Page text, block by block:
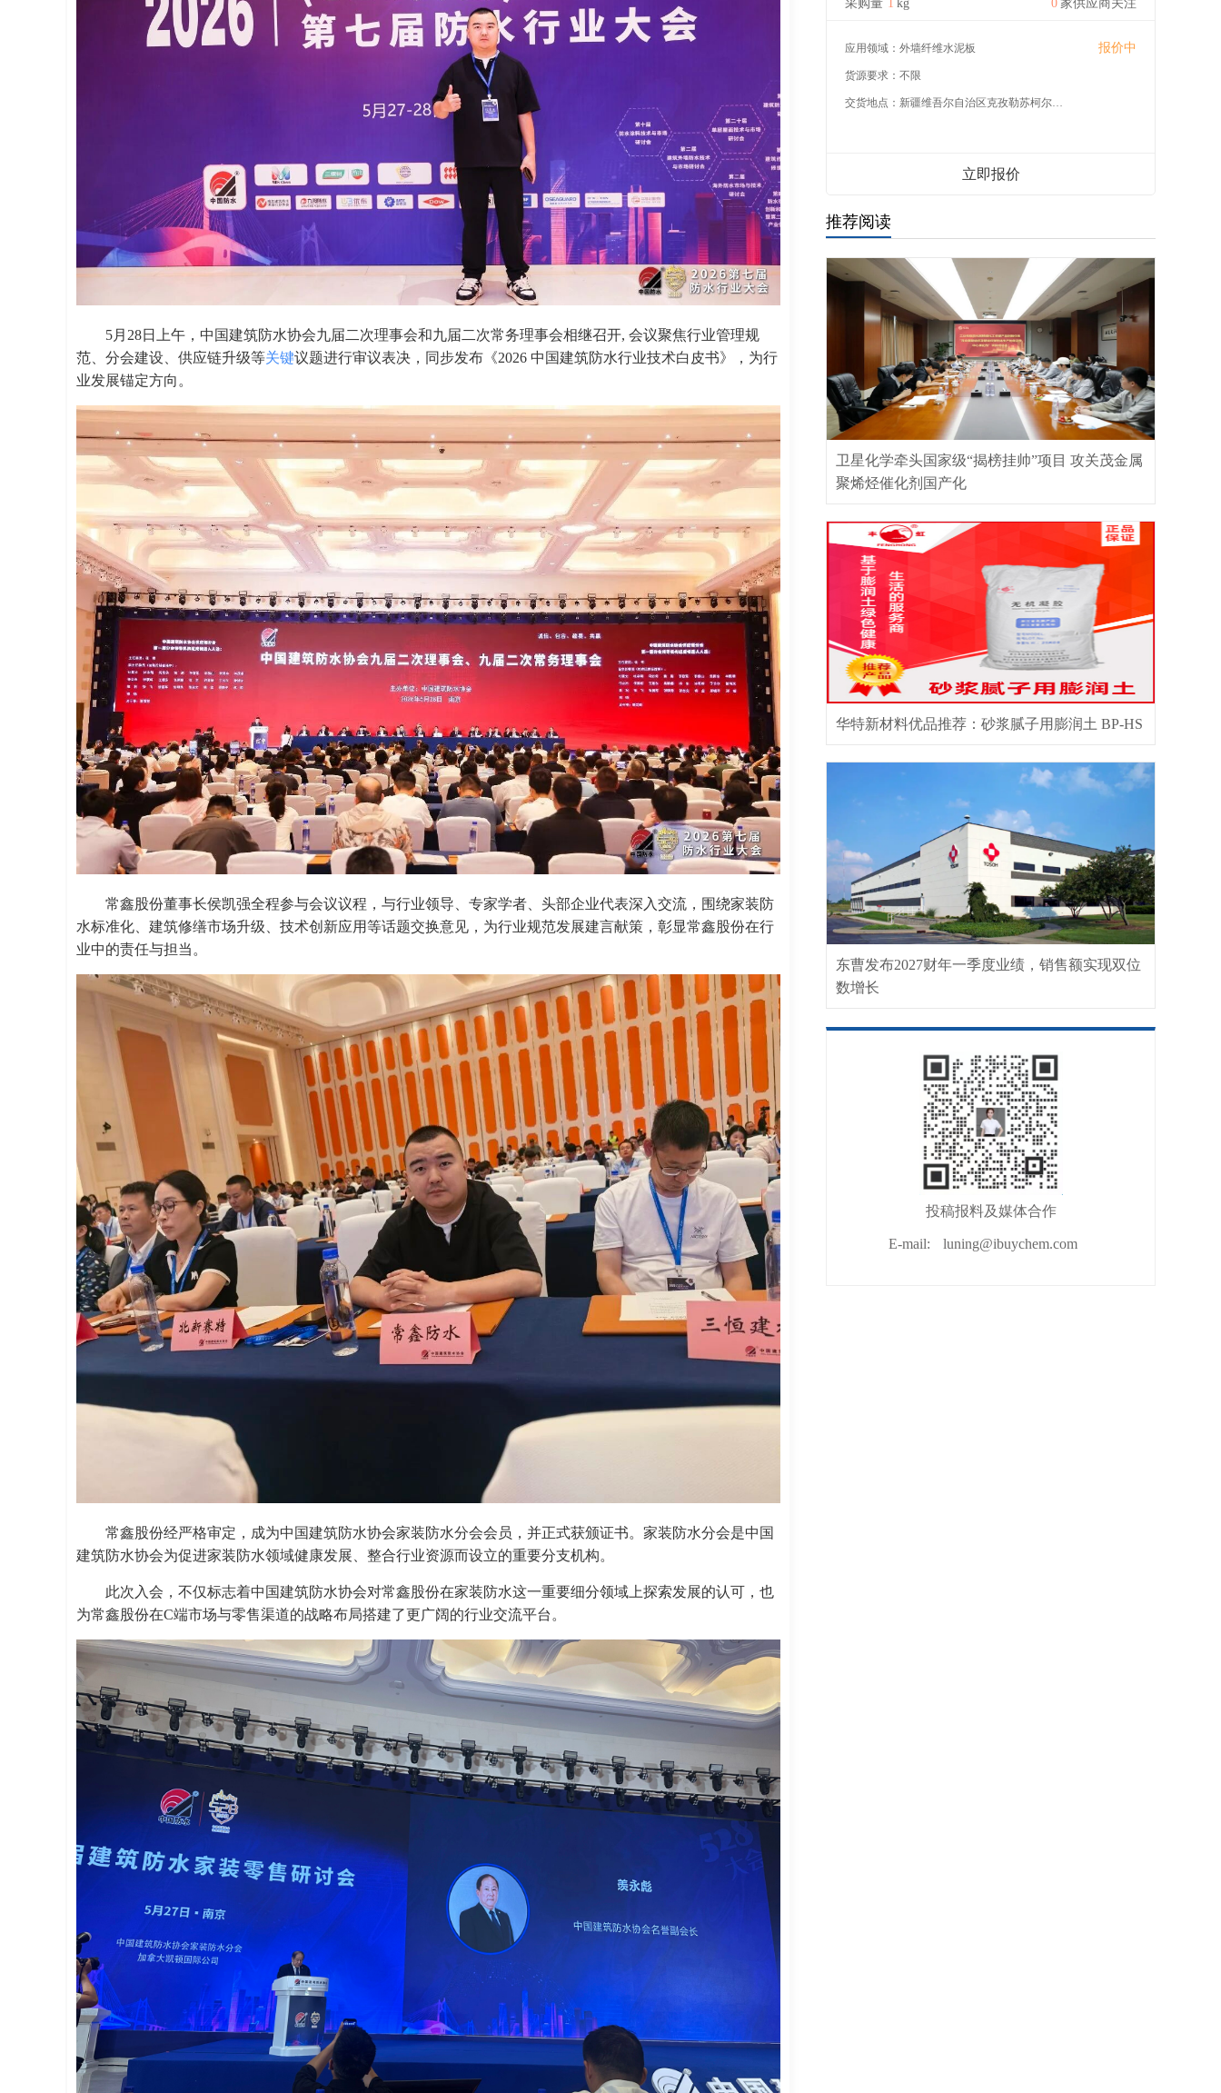
5月28日上午，中国建筑防水协会九届二次理事会和九届二次常务理事会相继召开, 会议聚焦行业管理规
范、分会建设、供应链升级等关键议题进行审议表决，同步发布《2026 中国建筑防水行业技术白皮书》，为行
业发展锚定方向。
常鑫股份董事长侯凯强全程参与会议议程，与行业领导、专家学者、头部企业代表深入交流，围绕家装防
水标准化、建筑修缮市场升级、技术创新应用等话题交换意见，为行业规范发展建言献策，彰显常鑫股份在行
业中的责任与担当。
常鑫股份经严格审定，成为中国建筑防水协会家装防水分会会员，并正式获颁证书。家装防水分会是中国
建筑防水协会为促进家装防水领域健康发展、整合行业资源而设立的重要分支机构。
此次入会，不仅标志着中国建筑防水协会对常鑫股份在家装防水这一重要细分领域上探索发展的认可，也
为常鑫股份在C端市场与零售渠道的战略布局搭建了更广阔的行业交流平台。
采购量 1 kg 0 家供应商关注
应用领域： 外墙纤维水泥板 报价中
货源要求： 不限
交货地点： 新疆维吾尔自治区克孜勒苏柯尔克孜自治州
立即报价
推荐阅读
卫星化学牵头国家级“揭榜挂帅”项目 攻关茂金属
聚烯烃催化剂国产化
华特新材料优品推荐：砂浆腻子用膨润土 BP-HS
东曹发布2027财年一季度业绩，销售额实现双位
数增长
投稿报料及媒体合作
E-mail: luning@ibuychem.com